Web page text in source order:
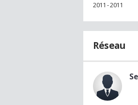
2011 - 2011
Réseau